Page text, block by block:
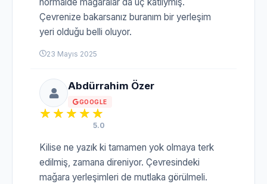
Çevrenize bakarsanız buranım bir yerleşim
yeri olduğu belli oluyor.
23 Mayıs 2025
Abdürrahim Özer
GOOGLE
5.0
Kilise ne yazık ki tamamen yok olmaya terk
edilmiş, zamana direniyor. Çevresindeki
mağara yerleşimleri de mutlaka görülmeli.